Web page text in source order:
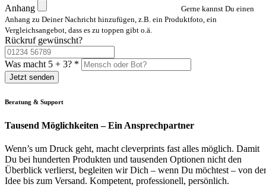
Anhang
Gerne kannst Du einen
Anhang zu Deiner Nachricht hinzufügen, z.B. ein Produktfoto, ein
Vergleichsangebot, dass es zu toppen gibt o.ä.
Rückruf gewünscht?
Was macht 5 + 3? *
Beratung & Support
Tausend Möglichkeiten – Ein Ansprechpartner
Wenn’s um Druck geht, macht cleverprints fast alles möglich. Damit
Du bei hunderten Produkten und tausenden Optionen nicht den
Überblick verlierst, begleiten wir Dich – wenn Du möchtest – von der
Idee bis zum Versand. Kompetent, professionell, persönlich.